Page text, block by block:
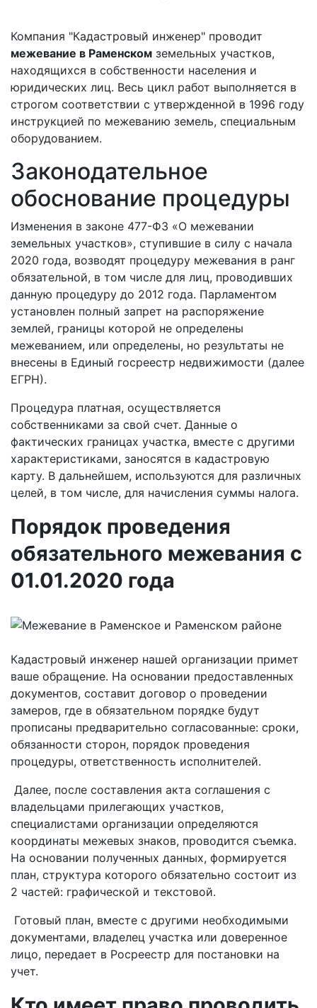
Компания "Кадастровый инженер" проводит
межевание в Раменском земельных участков,
находящихся в собственности населения и
юридических лиц. Весь цикл работ выполняется в
строгом соответствии с утвержденной в 1996 году
инструкцией по межеванию земель, специальным
оборудованием.
Законодательное
обоснование процедуры
Изменения в законе 477-ФЗ «О межевании
земельных участков», ступившие в силу с начала
2020 года, возводят процедуру межевания в ранг
обязательной, в том числе для лиц, проводивших
данную процедуру до 2012 года. Парламентом
установлен полный запрет на распоряжение
землей, границы которой не определены
межеванием, или определены, но результаты не
внесены в Единый госреестр недвижимости (далее
ЕГРН).
Процедура платная, осуществляется
собственниками за свой счет. Данные о
фактических границах участка, вместе с другими
характеристиками, заносятся в кадастровую
карту. В дальнейшем, используются для различных
целей, в том числе, для начисления суммы налога.
Порядок проведения
обязательного межевания с
01.01.2020 года
Кадастровый инженер нашей организации примет
ваше обращение. На основании предоставленных
документов, составит договор о проведении
замеров, где в обязательном порядке будут
прописаны предварительно согласованные: сроки,
обязанности сторон, порядок проведения
процедуры, ответственность исполнителей.
Далее, после составления акта соглашения с
владельцами прилегающих участков,
специалистами организации определяются
координаты межевых знаков, проводится съемка.
На основании полученных данных, формируется
план, структура которого обязательно состоит из
2 частей: графической и текстовой.
Готовый план, вместе с другими необходимыми
документами, владелец участка или доверенное
лицо, передает в Росреестр для постановки на
учет.